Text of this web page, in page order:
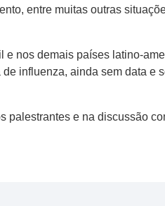
entre muitas outras
nos demais países latino-
influenza, ainda sem data e
palestrantes e na discussão